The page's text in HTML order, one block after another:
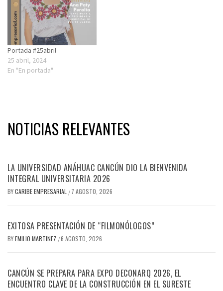
Portada #25abril
25 abril, 2024
En "En portada"
NOTICIAS RELEVANTES
LA UNIVERSIDAD ANÁHUAC CANCÚN DIO LA BIENVENIDA
INTEGRAL UNIVERSITARIA 2026
BYCARIBE EMPRESARIAL / 7 AGOSTO, 2026
EXITOSA PRESENTACIÓN DE “FILMONÓLOGOS”
BYEMILIO MARTINEZ /6 AGOSTO, 2026
CANCÚN SE PREPARA PARA EXPO DECONARQ 2026, EL
ENCUENTRO CLAVE DE LA CONSTRUCCIÓN EN EL SURESTE